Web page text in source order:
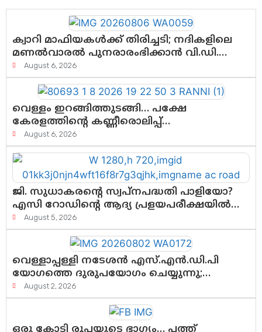
ക്വാറി മാഫിയകൾക്ക് തിരിച്ചടി; നദികളിലെ
മണൽവാരൽ പുനരാരംഭിക്കാൻ വി.ഡി.
സർക്കാർ തീരുമാനം
August 6, 2026
വെള്ളം ഇറങ്ങിത്തുടങ്ങി… പക്ഷേ
കേരളത്തിന്റെ കണ്ണീരൊലിപ്പ്
എന്നവസാനിക്കും?
August 6, 2026
ജി. സുധാകരന്റെ സ്വപ്നപദ്ധതി പാളിയോ?
എസി റോഡിന്റെ ആദ്യ പ്രളയപരീക്ഷയിൽ
ഉയരുന്നത് ഗുരുതര ചോദ്യങ്ങൾ
August 5, 2026
വെള്ളാപ്പള്ളി നടേശൻ എസ്.എൻ.ഡി.പി
യോഗത്തെ ദുരുപയോഗം ചെയ്യുന്നു;
ശ്രീനാരായണ പ്രസ്ഥാനത്തെ
കാർന്നുതിന്നുന്ന വിഷവിത്ത്: ഗോകുലം
August 2, 2026